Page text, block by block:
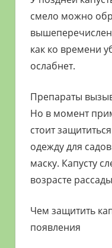
смело можно
как ко времени
ослабнет.
Препараты
Но в момент
стоит
одежду для
маску. Капусту
возрасте
Чем защитить
появления